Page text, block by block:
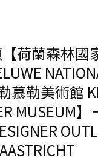
荷蘭森林國
慕勒美術館
MUSEUM】